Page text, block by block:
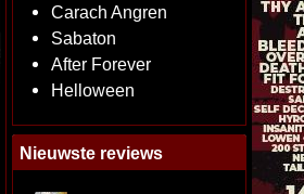
Carach Angren
Sabaton
After Forever
Helloween
Nieuwste reviews